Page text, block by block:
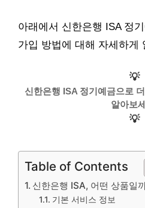
아래에서 신한은행 ISA 정
가입 방법에 대해 자세하게
💡
신한은행 ISA 정기예금으로
알아보
💡
Table of Contents
신한은행 ISA, 어떤 상품일
기본 서비스 정보